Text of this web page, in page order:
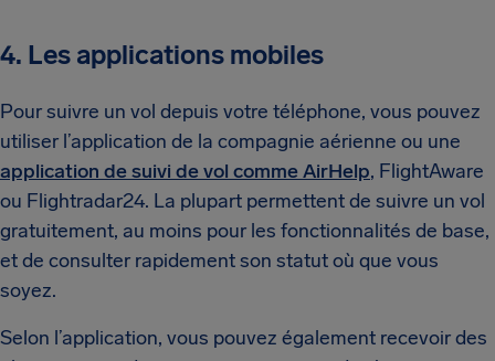
4. Les applications mobiles
Pour suivre un vol depuis votre téléphone, vous pouvez
utiliser l’application de la compagnie aérienne ou une
application de suivi de vol comme AirHelp, FlightAware
ou Flightradar24. La plupart permettent de suivre un vol
gratuitement, au moins pour les fonctionnalités de base,
et de consulter rapidement son statut où que vous
soyez.
Selon l’application, vous pouvez également recevoir des